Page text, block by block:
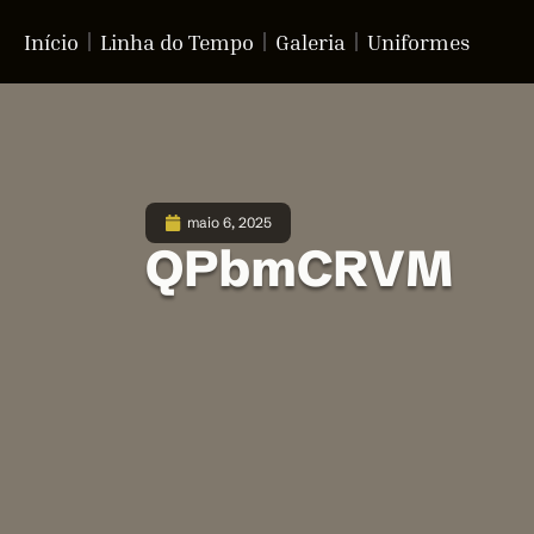
Início Linha do Tempo Galeria Uniformes
maio 6, 2025
QPbmCRVM